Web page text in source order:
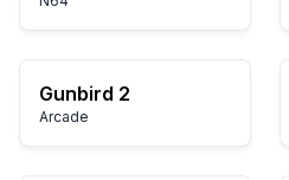
Gunbird 2
Arcade